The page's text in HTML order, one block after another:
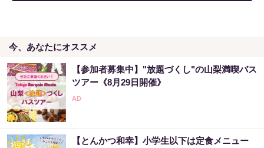
今、あなたにオススメ
【参加者募集中】"放題づくし"の山梨満喫バス
ツアー《8月29日開催》
【とんかつ和幸】小学生以下は定食メニュー